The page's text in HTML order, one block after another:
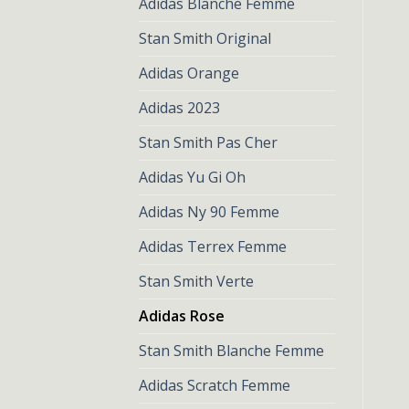
Stan Smith Original
Adidas Orange
Adidas 2023
Stan Smith Pas Cher
Adidas Yu Gi Oh
Adidas Ny 90 Femme
Adidas Terrex Femme
Stan Smith Verte
Adidas Rose
Stan Smith Blanche Femme
Adidas Scratch Femme